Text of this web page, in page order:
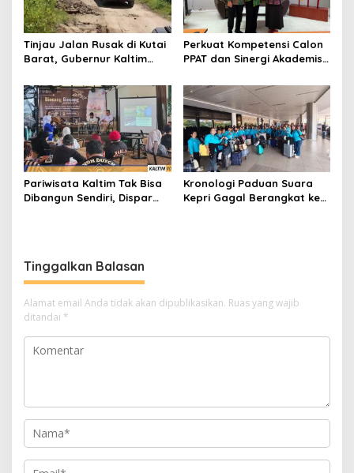
Tinjau Jalan Rusak di Kutai
Barat, Gubernur Kaltim
Kilometer
Perkuat Kompetensi Calon
PPAT dan Sinergi Akademis,
Bimtek Ujian PPAT 2026
Pariwisata Kaltim Tak Bisa
Dibangun Sendiri, Dispar
Kronologi Paduan Suara
Kepri Gagal Berangkat ke
Tinggalkan Balasan
Alamat email Anda tidak akan dipublikasikan. Ruas yang wajib
ditandai *